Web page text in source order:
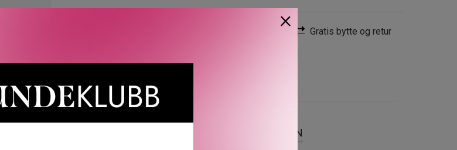
Gratis bytte og retur
OM MERKEVAREN
×